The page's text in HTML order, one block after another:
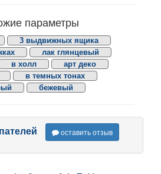
параметры
3 выдвижных ящика
лак глянцевый
в холл
арт деко
в темных тонах
бежевый
оставить отзыв